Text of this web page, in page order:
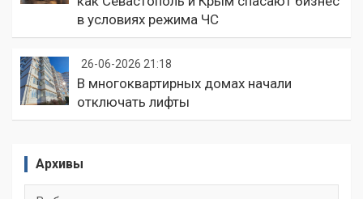
в условиях режима ЧС
26-06-2026 21:18
В многоквартирных домах начали
отключать лифты
Архивы